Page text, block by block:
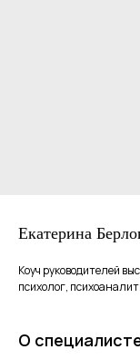
Екатерина
Коуч руководителей
психолог,
О